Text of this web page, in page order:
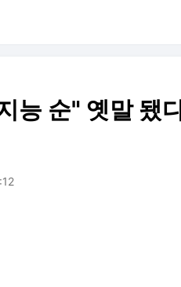
능 순" 옛말